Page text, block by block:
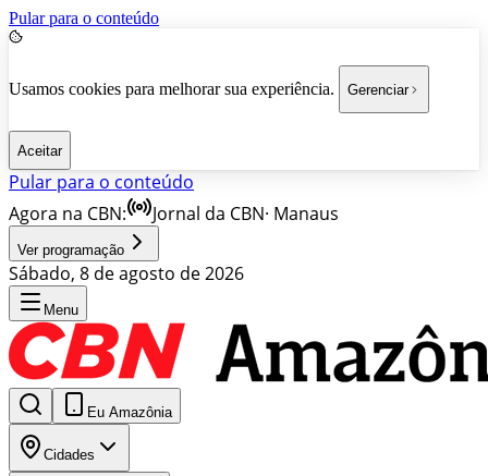
Pular para o conteúdo
Usamos cookies para melhorar sua experiência. Gerenciar
Aceitar
Pular para o conteúdo
Agora na CBN:
Jornal da CBN· Manaus
Ver programação
Sábado, 8 de agosto de 2026
Menu
Eu Amazônia
Cidades